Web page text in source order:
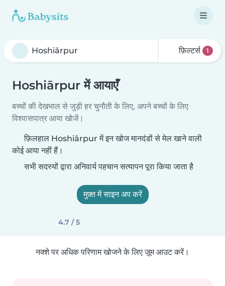
फ़िल्टर्स 1
Hoshiārpur में आयाएँ
बच्चों की देखभाल से जुड़ी हर चुनौती के लिए, अपने बच्चों के लिए
विश्वासपात्र आया खोजें।
फ़िलहाल Hoshiārpur में इन खोज मानदंडों से मेल खाने वाली
कोई आया नहीं हैं।
सभी सदस्यों द्वारा अनिवार्य पहचान सत्यापन पूरा किया जाता है
मुफ़्त में साइन अप करें
4.7 / 5
नक्शे पर अधिक परिणाम खोजने के लिए ज़ूम आउट करें।